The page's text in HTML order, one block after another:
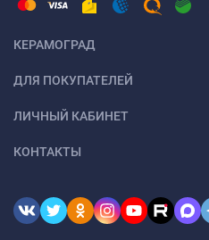
КЕРАМОГРАД
ДЛЯ ПОКУПАТЕЛЕЙ
ЛИЧНЫЙ КАБИНЕТ
КОНТАКТЫ